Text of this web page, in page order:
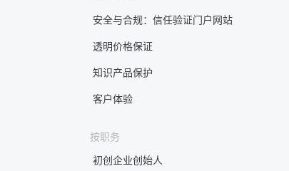
安全与合规：信任验证门户网站
透明价格保证
知识产品保护
客户体验
按职务
初创企业创始人